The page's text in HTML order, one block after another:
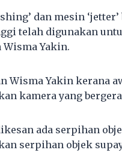
dan mesin
telah digunakan
Yakin.
Wisma Yakin kerana
kamera yang
ada serpihan
serpihan objek